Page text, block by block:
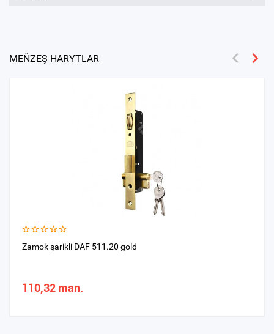
MEŇZEŞ HARYTLAR
Zamok şarikli DAF 511.20 gold
110,32 man.